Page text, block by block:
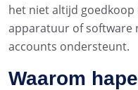
het niet altijd
apparatuur of software
accounts ondersteunt.
Waarom